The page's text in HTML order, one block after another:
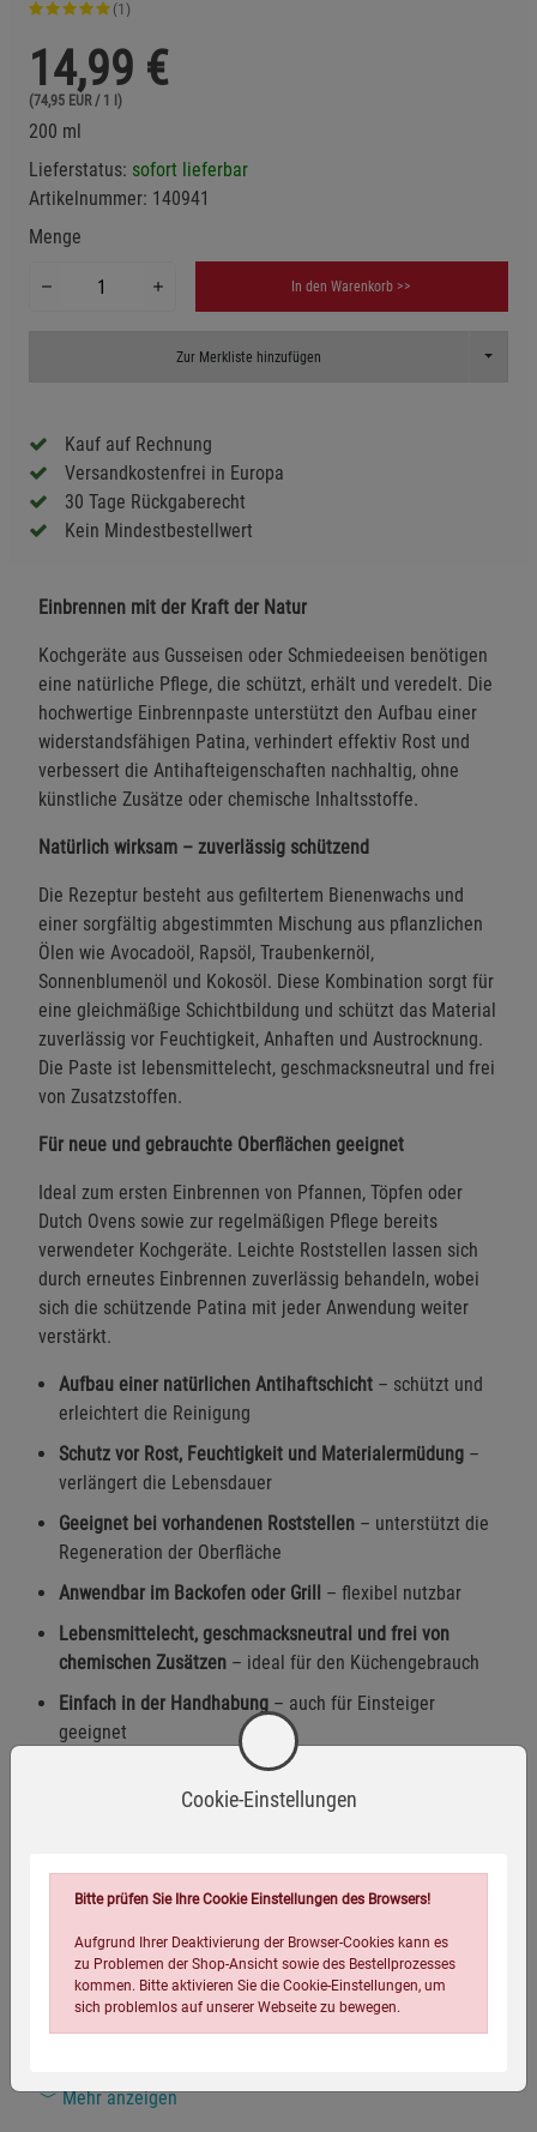
(1)
14,99 €
(74,95 EUR / 1 l)
200 ml
Lieferstatus: sofort lieferbar
Artikelnummer: 140941
Menge
In den Warenkorb >>
Zur Merkliste hinzufügen Toggle
Kauf auf Rechnung
Versandkostenfrei in Europa
30 Tage Rückgaberecht
Kein Mindestbestellwert
Einbrennen mit der Kraft der Natur
Kochgeräte aus Gusseisen oder Schmiedeeisen benötigen
eine natürliche Pflege, die schützt, erhält und veredelt. Die
hochwertige Einbrennpaste unterstützt den Aufbau einer
widerstandsfähigen Patina, verhindert effektiv Rost und
verbessert die Antihafteigenschaften nachhaltig, ohne
künstliche Zusätze oder chemische Inhaltsstoffe.
Natürlich wirksam – zuverlässig schützend
Die Rezeptur besteht aus gefiltertem Bienenwachs und
einer sorgfältig abgestimmten Mischung aus pflanzlichen
Ölen wie Avocadoöl, Rapsöl, Traubenkernöl,
Sonnenblumenöl und Kokosöl. Diese Kombination sorgt für
eine gleichmäßige Schichtbildung und schützt das Material
zuverlässig vor Feuchtigkeit, Anhaften und Austrocknung.
Die Paste ist lebensmittelecht, geschmacksneutral und frei
von Zusatzstoffen.
Für neue und gebrauchte Oberflächen geeignet
Ideal zum ersten Einbrennen von Pfannen, Töpfen oder
Dutch Ovens sowie zur regelmäßigen Pflege bereits
verwendeter Kochgeräte. Leichte Roststellen lassen sich
durch erneutes Einbrennen zuverlässig behandeln, wobei
sich die schützende Patina mit jeder Anwendung weiter
verstärkt.
Aufbau einer natürlichen Antihaftschicht – schützt und
erleichtert die Reinigung
Schutz vor Rost, Feuchtigkeit und Materialermüdung –
verlängert die Lebensdauer
Geeignet bei vorhandenen Roststellen – unterstützt die
Regeneration der Oberfläche
Anwendbar im Backofen oder Grill – flexibel nutzbar
Lebensmittelecht, geschmacksneutral und frei von
chemischen Zusätzen – ideal für den Küchengebrauch
Einfach in der Handhabung – auch für Einsteiger
geeignet
Warnhinweise / Sicherheitsinformationen
Warnhinweise:
Mehr anzeigen
Cookie-Einstellungen
Bitte prüfen Sie Ihre Cookie Einstellungen des Browsers!
Aufgrund Ihrer Deaktivierung der Browser-Cookies kann es
zu Problemen der Shop-Ansicht sowie des Bestellprozesses
kommen. Bitte aktivieren Sie die Cookie-Einstellungen, um
sich problemlos auf unserer Webseite zu bewegen.